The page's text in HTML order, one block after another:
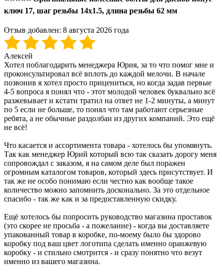
ключ 17, шаг резьбы 14x1.5, длина резьбы 62 мм
Отзыв добавлен: 8 августа 2026 года
Алексей
Хотел поблагодарить менеджера Юрия, за то что помог мне и
проконсультировал всё вплоть до каждой мелочи. В начале
позвонив я хотел просто прицениться, но когда задав первые
4-5 вопроса я понял что - этот молодой человек буквально всё
разжевывает и кстати тратил на ответ не 1-2 минуты, а минут
по 5 если не больше, то понял что там работают серьезные
ребята, а не обычные раздолбаи из других компаний. Это ещё
не всё!
Что касается и ассортимента товара - хотелось бы упомянуть.
Так как менеджер Юрий который всю так сказать дорогу меня
сопровождал с заказом, я на самом деле был поражен
огромным каталогом товаров, который здесь присутствует. И
так же не особо понимаю если честно как вообще такое
количество можно запомнить досконально. За это отдельное
спасибо - так же как и за предоставленную скидку.
Ещё хотелось бы попросить руководство магазина проставок
(это скорее не просьба - а пожелание) - когда вы доставляете
упакованный товар в коробке, по-моему было бы здорово
коробку под ваш цвет логотипа сделать именно оранжевую
коробку - и стильно смотрится - и сразу понятно что везут
именно из вашего магазина.